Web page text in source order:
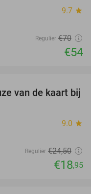
9.7 star
Regulier €70
€54
23%
van de kaart bij
9.0 star
Regulier €24,50
€18,95